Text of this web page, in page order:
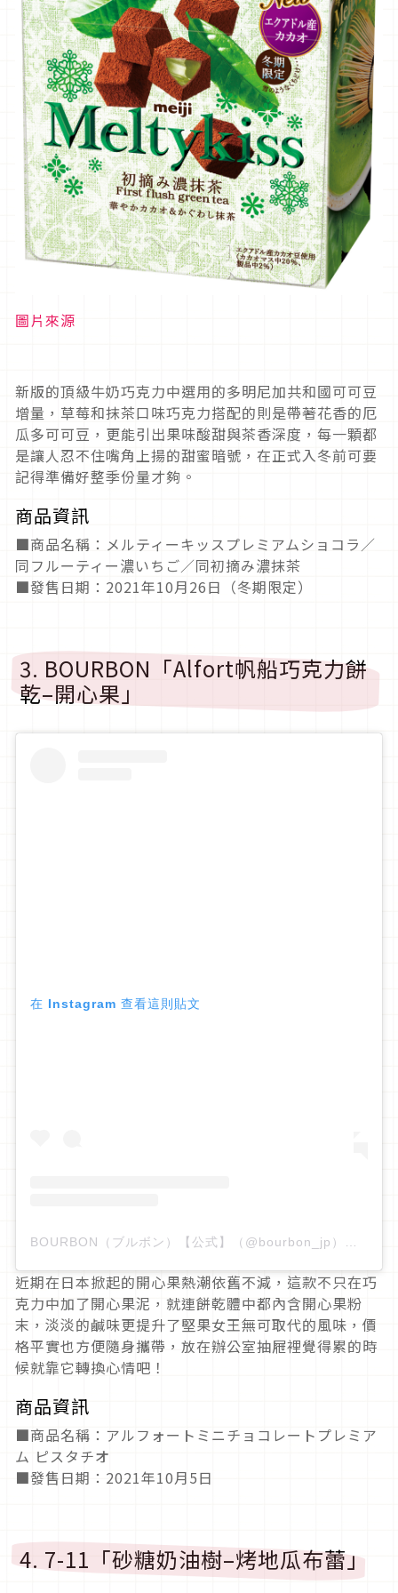
圖片來源
新版的頂級牛奶巧克力中選用的多明尼加共和國可可豆
增量，草莓和抹茶口味巧克力搭配的則是帶著花香的厄
瓜多可可豆，更能引出果味酸甜與茶香深度，每一顆都
是讓人忍不住嘴角上揚的甜蜜暗號，在正式入冬前可要
記得準備好整季份量才夠。
商品資訊
■商品名稱：メルティーキッスプレミアムショコラ／
同フルーティー濃いちご／同初摘み濃抹茶
■發售日期：2021年10月26日（冬期限定）
3. BOURBON「Alfort帆船巧克力餅
乾–開心果」
在 Instagram 查看這則貼文
近期在日本掀起的開心果熱潮依舊不減，這款不只在巧
克力中加了開心果泥，就連餅乾體中都內含開心果粉
末，淡淡的鹹味更提升了堅果女王無可取代的風味，價
格平實也方便隨身攜帶，放在辦公室抽屜裡覺得累的時
候就靠它轉換心情吧！
商品資訊
■商品名稱：アルフォートミニチョコレートプレミア
ム ピスタチオ
■發售日期：2021年10月5日
4. 7-11「砂糖奶油樹–烤地瓜布蕾」